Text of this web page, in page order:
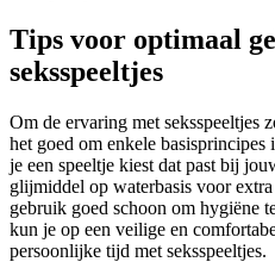
Tips voor optimaal
seksspeeltjes
Om de ervaring met seksspeeltjes
het goed om enkele
je een speeltje kiest dat past bij
glijmiddel op waterbasis voor
gebruik goed schoon om hygiëne
kun je op een veilige en
persoonlijke tijd met seksspeeltjes.